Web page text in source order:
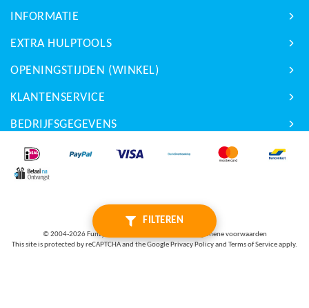
FILTEREN
INFORMATIE
EXTRA HULPTOOLS
OPENINGSTIJDEN (WINKEL)
KLANTENSERVICE
BEDRIJFSGEGEVENS
© 2004-2026 Funty Privacybeleid
Algemene voorwaarden
This site is protected by reCAPTCHA and the Google Privacy Policyand Terms of Serviceapply.